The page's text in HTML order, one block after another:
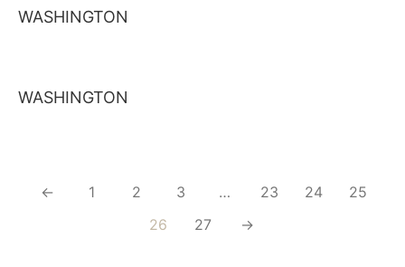
WASHINGTON
WASHINGTON
← 1 2 3 … 23 24
25
26
27 →